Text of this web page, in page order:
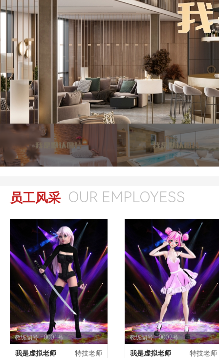
员工风采 OUR EMPLOYESS
教练编号：0001号
我是虚拟老师 特技老师
教练编号：0002号
我是虚拟老师 特技老师